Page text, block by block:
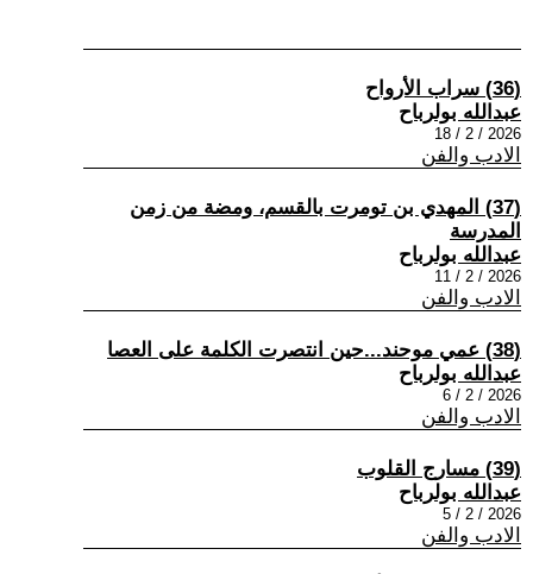
(36) سراب الأرواح
عبدالله بولرباح
2026 / 2 / 18
الادب والفن
(37) المهدي بن تومرت بالقسم، ومضة من زمن
المدرسة
عبدالله بولرباح
2026 / 2 / 11
الادب والفن
(38) عمي موحند...حين انتصرت الكلمة على العصا
عبدالله بولرباح
2026 / 2 / 6
الادب والفن
(39) مسارج القلوب
عبدالله بولرباح
2026 / 2 / 5
الادب والفن